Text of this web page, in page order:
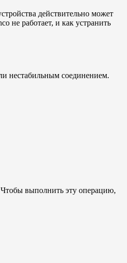
действительно может
не работает, и как устранить
нестабильным соединением.
выполнить эту операцию,